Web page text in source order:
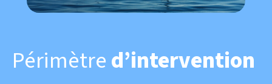
Périmètred’intervention